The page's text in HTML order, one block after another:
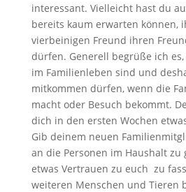
interessant. Vielleicht hast du
bereits kaum erwarten können,
vierbeinigen Freund ihren
dürfen. Generell begrüße ich
im Familienleben sind und
mitkommen dürfen, wenn die
macht oder Besuch bekommt.
dich in den ersten Wochen
Gib deinem neuen
an die Personen im Haushalt zu
etwas Vertrauen zu euch zu
weiteren Menschen und Tieren